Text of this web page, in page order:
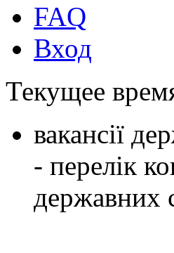
FAQ
Вход
Текущее
вакансії
- перелік
державних